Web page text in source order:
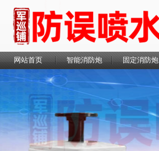
网站首页 智能消防炮 固定消防炮
联系我们